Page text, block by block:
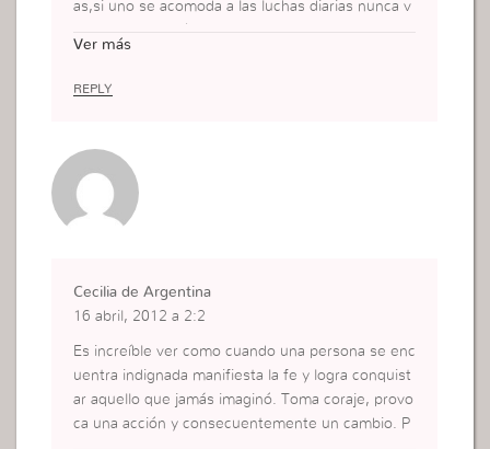
as,si uno se acomoda a las luchas diarias nunca v
Ver más
REPLY
Cecilia de Argentina
16 abril, 2012 a 2:2
Es increíble ver como cuando una persona se enc
uentra indignada manifiesta la fe y logra conquist
ar aquello que jamás imaginó. Toma coraje, provo
ca una acción y consecuentemente un cambio. P